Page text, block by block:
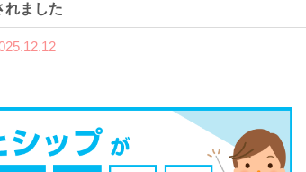
れました